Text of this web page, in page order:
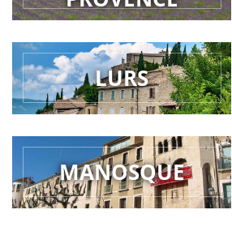
LURS
MANOSQUE